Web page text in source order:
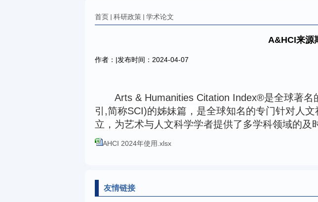
首页 科研政策 学术论文
A&HCI来源
作者：|发布时间：2024-04-07
Arts & Humanities Citation Index®是全球著名
引 ,简称SCI)的姊妹篇，是全球知名的专门针对人
立，为艺术与人文科学学者提供了多学科领域的及
AHCI 2024年使用.xlsx
友情链接